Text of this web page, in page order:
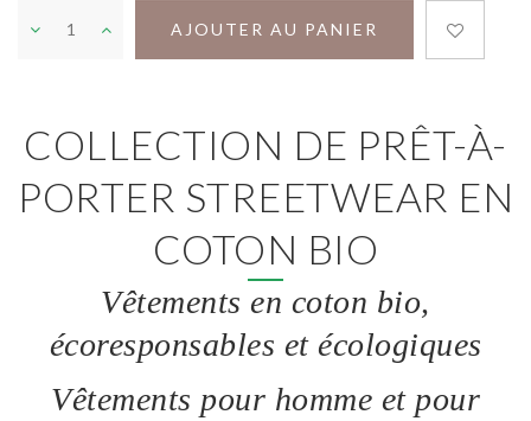
AJOUTER AU PANIER
COLLECTION DE PRÊT-À-
PORTER STREETWEAR EN
COTON BIO
Vêtements en coton bio,
écoresponsables et écologiques
Vêtements pour homme et pour